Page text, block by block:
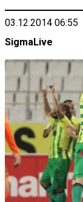
03.12.2014 06:55
SigmaLive